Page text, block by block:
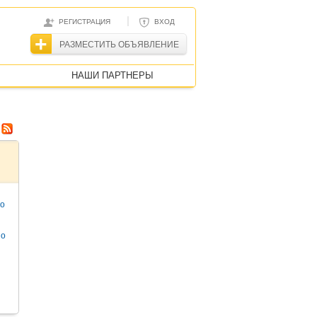
РЕГИСТРАЦИЯ | ВХОД
РАЗМЕСТИТЬ ОБЪЯВЛЕНИЕ
НАШИ ПАРТНЕРЫ